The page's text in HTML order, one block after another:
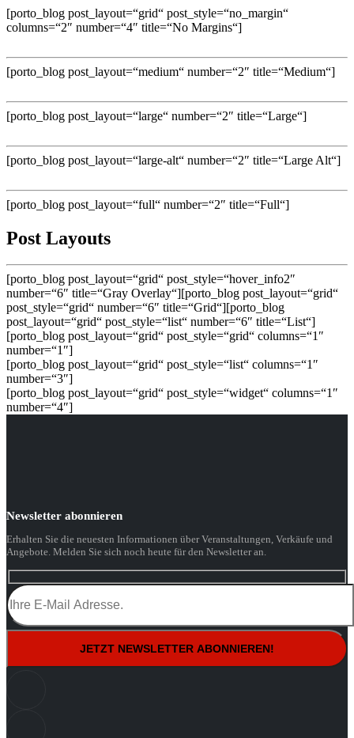
[porto_blog post_layout=“grid“ post_style=“no_margin“
columns=“2″ number=“4″ title=“No Margins“]
[porto_blog post_layout=“medium“ number=“2″ title=“Medium“]
[porto_blog post_layout=“large“ number=“2″ title=“Large“]
[porto_blog post_layout=“large-alt“ number=“2″ title=“Large Alt“]
[porto_blog post_layout=“full“ number=“2″ title=“Full“]
Post Layouts
[porto_blog post_layout=“grid“ post_style=“hover_info2″
number=“6″ title=“Gray Overlay“][porto_blog post_layout=“grid“
post_style=“grid“ number=“6″ title=“Grid“][porto_blog
post_layout=“grid“ post_style=“list“ number=“6″ title=“List“]
[porto_blog post_layout=“grid“ post_style=“grid“ columns=“1″
number=“1″]
[porto_blog post_layout=“grid“ post_style=“list“ columns=“1″
number=“3″]
[porto_blog post_layout=“grid“ post_style=“widget“ columns=“1″
number=“4″]
Newsletter abonnieren
Erhalten Sie die neuesten Informationen über Veranstaltungen, Verkäufe und
Angebote. Melden Sie sich noch heute für den Newsletter an.